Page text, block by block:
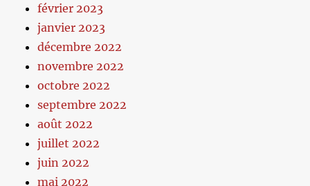
février 2023
janvier 2023
décembre 2022
novembre 2022
octobre 2022
septembre 2022
août 2022
juillet 2022
juin 2022
mai 2022